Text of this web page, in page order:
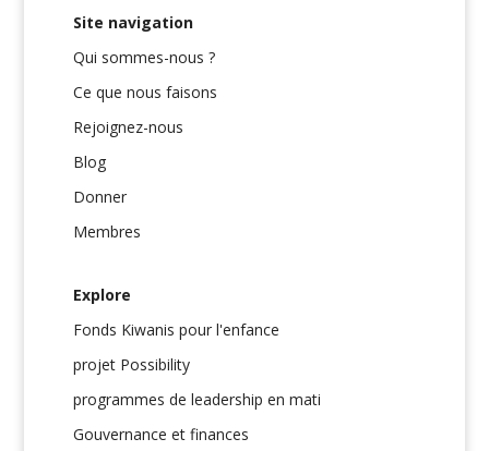
Site navigation
Qui sommes-nous ?
Ce que nous faisons
Rejoignez-nous
Blog
Donner
Membres
Explore
Fonds Kiwanis pour l'enfance
projet Possibility
programmes de leadership en mati
Gouvernance et finances